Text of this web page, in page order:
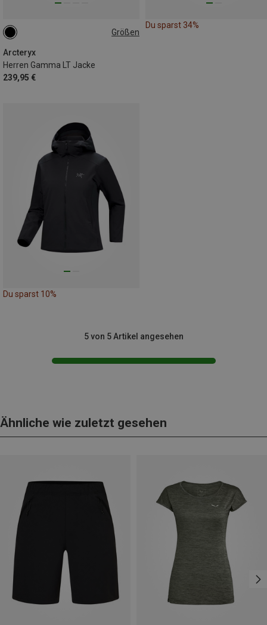
Größen
Arcteryx
Herren Gamma LT Jacke
239,95 €
L
Du sparst 34%
Du sparst 10%
5 von 5 Artikel angesehen
Ähnliche wie zuletzt gesehen